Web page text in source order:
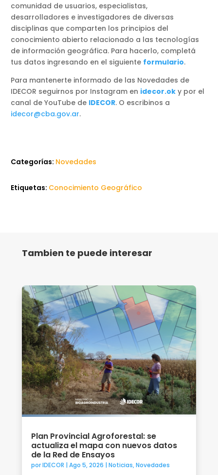
comunidad de usuarios, especialistas,
desarrolladores e investigadores de diversas
disciplinas que comparten los principios del
conocimiento abierto relacionado a las tecnologías
de información geográfica. Para hacerlo, completá
tus datos ingresando en el siguiente formulario.
Para mantenerte informado de las Novedades de
IDECOR seguirnos por Instagram en idecor.ok y por el
canal de YouTube de IDECOR. O escribinos a
idecor@cba.gov.ar.
Categorías: Novedades
Etiquetas: Conocimiento Geográfico
Tambien te puede interesar
Plan Provincial Agroforestal: se
actualiza el mapa con nuevos datos
de la Red de Ensayos
porIDECOR | Ago 5, 2026 | Noticias,Novedades